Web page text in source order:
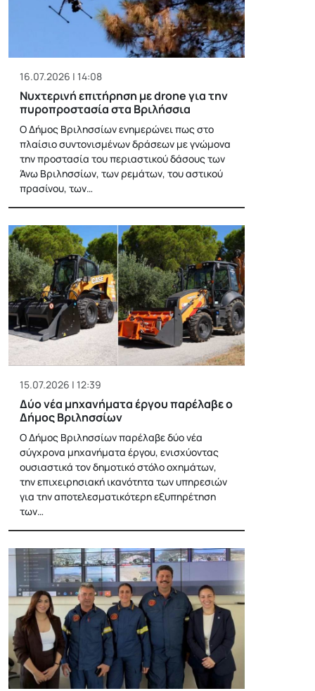
16.07.2026 | 14:08
Νυχτερινή επιτήρηση με drone για την
πυροπροστασία στα Βριλήσσια
Ο Δήμος Βριλησσίων ενημερώνει πως στο
πλαίσιο συντονισμένων δράσεων με γνώμονα
την προστασία του περιαστικού δάσους των
Άνω Βριλησσίων, των ρεμάτων, του αστικού
πρασίνου, των…
15.07.2026 | 12:39
Δύο νέα μηχανήματα έργου παρέλαβε ο
Δήμος Βριλησσίων
Ο Δήμος Βριλησσίων παρέλαβε δύο νέα
σύγχρονα μηχανήματα έργου, ενισχύοντας
ουσιαστικά τον δημοτικό στόλο οχημάτων,
την επιχειρησιακή ικανότητα των υπηρεσιών
για την αποτελεσματικότερη εξυπηρέτηση
των…